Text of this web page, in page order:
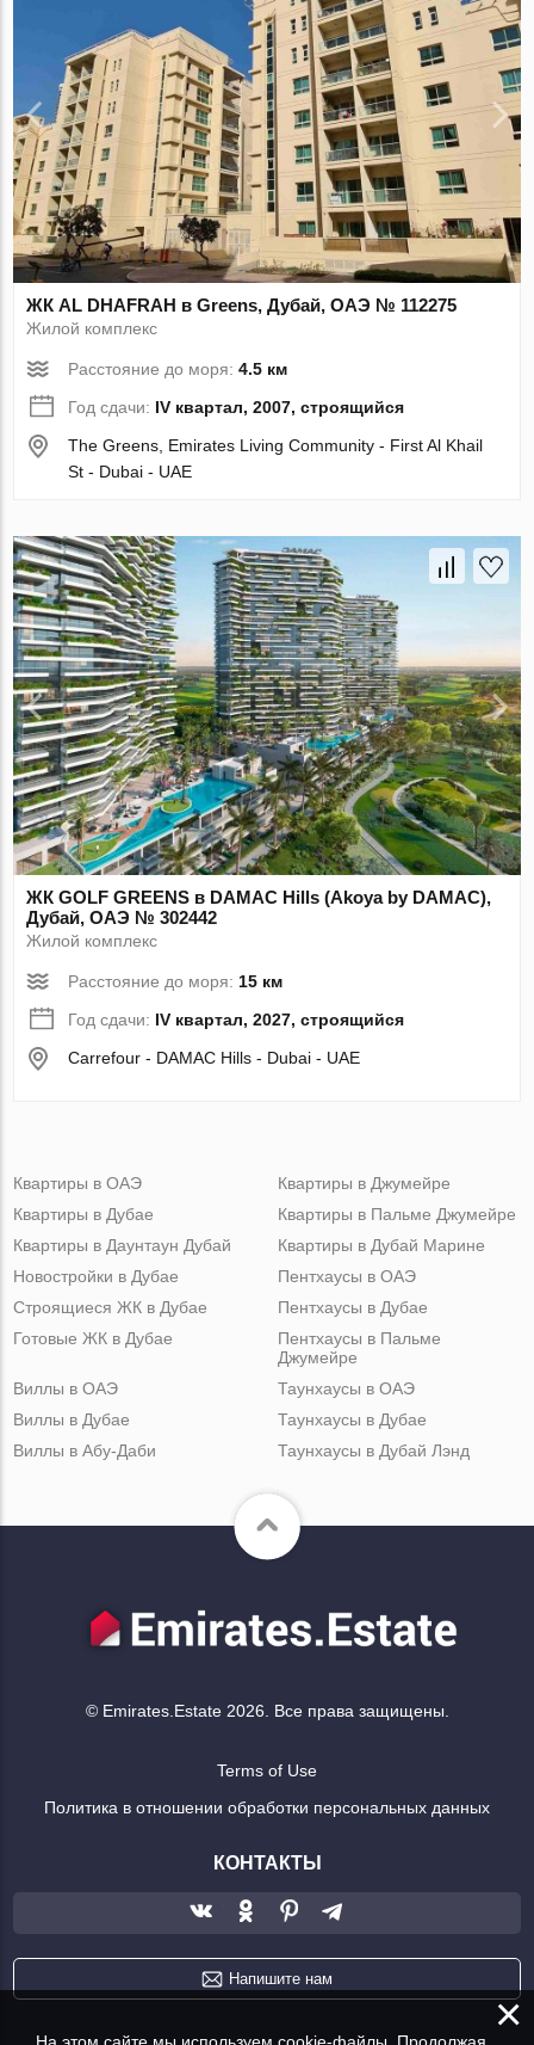
ЖК AL DHAFRAH в Greens, Дубай, ОАЭ № 112275
Жилой комплекс
Расстояние до моря:4.5 км
Год сдачи: IV квартал, 2007, строящийся
The Greens, Emirates Living Community - First Al Khail
St - Dubai - UAE
ЖК GOLF GREENS в DAMAC Hills (Akoya by DAMAC),
Дубай, ОАЭ № 302442
Жилой комплекс
Расстояние до моря: 15 км
Год сдачи: IV квартал, 2027, строящийся
Carrefour - DAMAC Hills - Dubai - UAE
Квартиры в ОАЭ
Квартиры в Дубае
Квартиры в Даунтаун Дубай
Квартиры в Джумейре
Квартиры в Пальме Джумейре
Квартиры в Дубай Марине
Новостройки в Дубае
Строящиеся ЖК в Дубае
Готовые ЖК в Дубае
Пентхаусы в ОАЭ
Пентхаусы в Дубае
Пентхаусы в Пальме
Джумейре
Виллы в ОАЭ
Виллы в Дубае
Виллы в Абу-Даби
Таунхаусы в ОАЭ
Таунхаусы в Дубае
Таунхаусы в Дубай Лэнд
© Emirates.Estate 2026. Все права защищены.
Terms of Use
Политика в отношении обработки персональных данных
КОНТАКТЫ
Напишите нам
×